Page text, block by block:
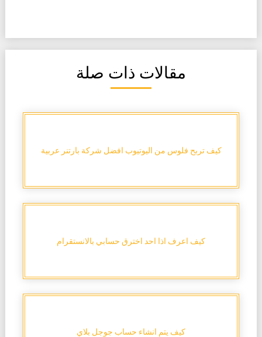
مقالات ذات صلة
كيف تربح فلوس من اليوتيوب افضل شركة بارتنر عربية
كيف اعرف اذا احد اخترق حسابي بالانستقرام
كيف يتم انشاء حساب جوجل بلاي